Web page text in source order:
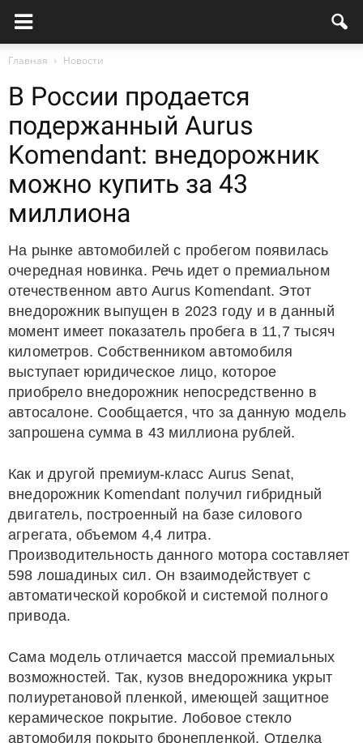
Главная Новости
В России продается
подержанный Aurus
Komendant: внедорожник
можно купить за 43
миллиона
На рынке автомобилей с пробегом появилась
очередная новинка. Речь идет о премиальном
отечественном авто Aurus Komendant. Этот
внедорожник выпущен в 2023 году и в данный
момент имеет показатель пробега в 11,7 тысяч
километров. Собственником автомобиля
выступает юридическое лицо, которое
приобрело внедорожник непосредственно в
автосалоне. Сообщается, что за данную модель
запрошена сумма в 43 миллиона рублей.
Как и другой премиум-класс Aurus Senat,
внедорожник Komendant получил гибридный
двигатель, построенный на базе силового
агрегата, объемом 4,4 литра.
Производительность данного мотора составляет
598 лошадиных сил. Он взаимодействует с
автоматической коробкой и системой полного
привода.
Сама модель отличается массой премиальных
возможностей. Так, кузов внедорожника укрыт
полиуретановой пленкой, имеющей защитное
керамическое покрытие. Лобовое стекло
автомобиля покрыто бронепленкой. Отделка